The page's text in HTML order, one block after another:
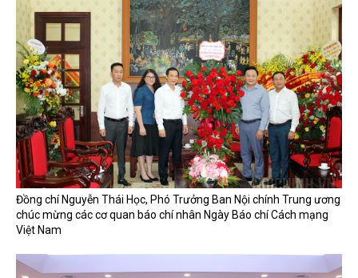
Đồng chí Nguyễn Thái Học, Phó Trưởng Ban Nội chính Trung ương
chúc mừng các cơ quan báo chí nhân Ngày Báo chí Cách mạng
Việt Nam